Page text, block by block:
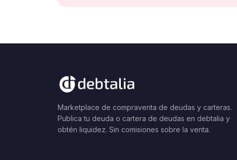
Marketplace de compraventa de deudas y carteras.
Publica tu deuda o cartera de deudas en debtalia y
obtén liquidez. Sin comisiones sobre la venta.